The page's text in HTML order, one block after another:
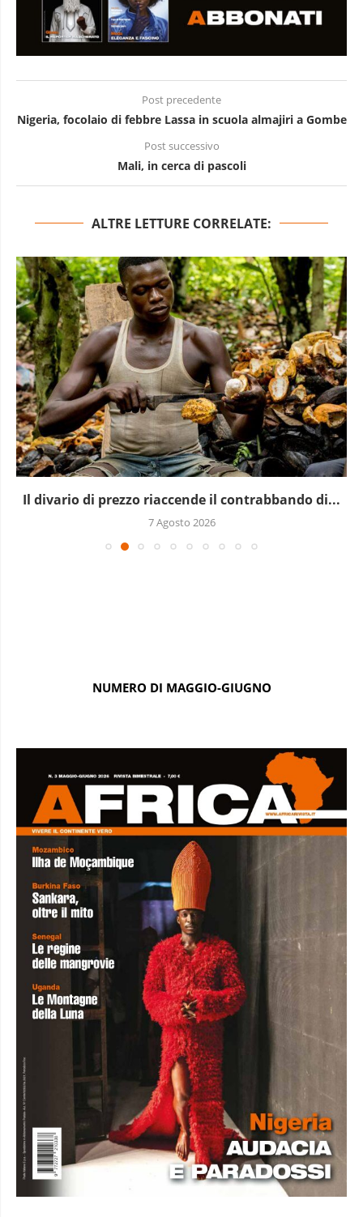
Post precedente
Nigeria, focolaio di febbre Lassa in scuola almajiri a Gombe
Post successivo
Mali, in cerca di pascoli
ALTRE LETTURE CORRELATE:
Il divario di prezzo riaccende il contrabbando di...
7 Agosto 2026
NUMERO DI MAGGIO-GIUGNO